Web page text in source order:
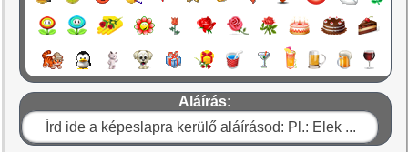
Aláírás: